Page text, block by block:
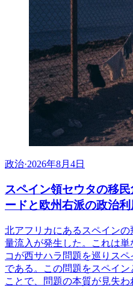
政治·2026年8月4日
スペイン領セウタの移
ードと欧州右派の政治
北アフリカにあるスペイン
量流入が発生した。これは
コが西サハラ問題を巡りス
である。この問題をスペイ
ことで、問題の本質が見失